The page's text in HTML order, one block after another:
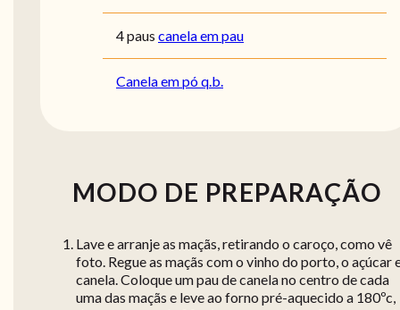
4 paus canela em pau
Canela em pó q.b.
MODO DE PREPARAÇÃO
Lave e arranje as maçãs, retirando o caroço, como vê
foto. Regue as maçãs com o vinho do porto, o açúcar
canela. Coloque um pau de canela no centro de cada
uma das maçãs e leve ao forno pré-aquecido a 180ºc,